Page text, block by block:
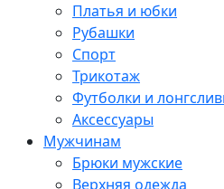
Платья и юбки
Рубашки
Спорт
Трикотаж
Футболки и
Аксессуары
Мужчинам
Брюки мужские
Верхняя одежда